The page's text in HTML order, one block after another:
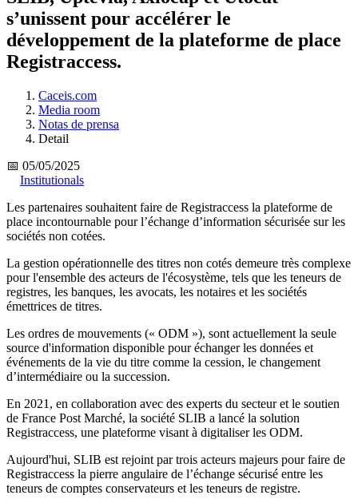
s’unissent pour accélérer le
développement de la plateforme de place
Registraccess.
Caceis.com
Media room
Notas de prensa
Detail
📅 05/05/2025
Institutionals
Les partenaires souhaitent faire de Registraccess la plateforme de
place incontournable pour l’échange d’information sécurisée sur les
sociétés non cotées.
La gestion opérationnelle des titres non cotés demeure très complexe
pour l'ensemble des acteurs de l'écosystème, tels que les teneurs de
registres, les banques, les avocats, les notaires et les sociétés
émettrices de titres.
Les ordres de mouvements (« ODM »), sont actuellement la seule
source d'information disponible pour échanger les données et
événements de la vie du titre comme la cession, le changement
d’intermédiaire ou la succession.
En 2021, en collaboration avec des experts du secteur et le soutien
de France Post Marché, la société SLIB a lancé la solution
Registraccess, une plateforme visant à digitaliser les ODM.
Aujourd'hui, SLIB est rejoint par trois acteurs majeurs pour faire de
Registraccess la pierre angulaire de l’échange sécurisé entre les
teneurs de comptes conservateurs et les teneurs de registre.